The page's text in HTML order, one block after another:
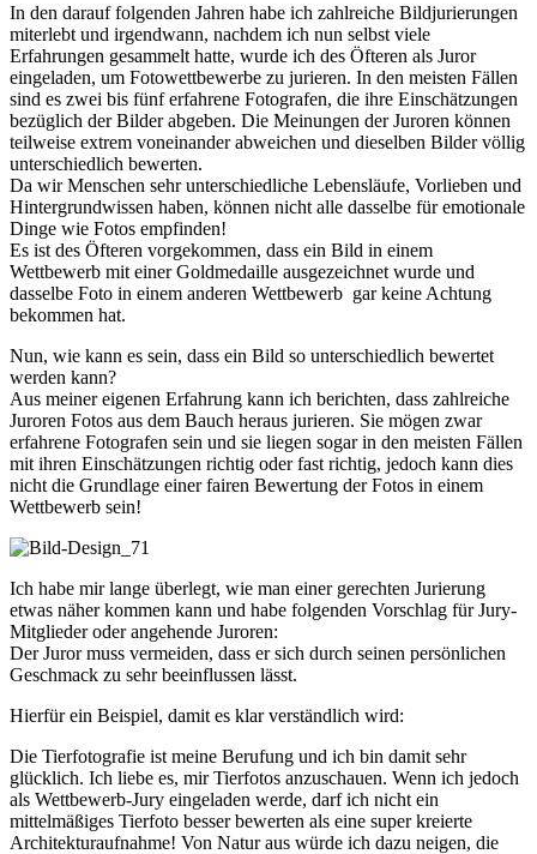
In den darauf folgenden Jahren habe ich zahlreiche Bildjurierungen
miterlebt und irgendwann, nachdem ich nun selbst viele
Erfahrungen gesammelt hatte, wurde ich des Öfteren als Juror
eingeladen, um Fotowettbewerbe zu jurieren. In den meisten Fällen
sind es zwei bis fünf erfahrene Fotografen, die ihre Einschätzungen
bezüglich der Bilder abgeben. Die Meinungen der Juroren können
teilweise extrem voneinander abweichen und dieselben Bilder völlig
unterschiedlich bewerten.
Da wir Menschen sehr unterschiedliche Lebensläufe, Vorlieben und
Hintergrundwissen haben, können nicht alle dasselbe für emotionale
Dinge wie Fotos empfinden!
Es ist des Öfteren vorgekommen, dass ein Bild in einem
Wettbewerb mit einer Goldmedaille ausgezeichnet wurde und
dasselbe Foto in einem anderen Wettbewerb gar keine Achtung
bekommen hat.
Nun, wie kann es sein, dass ein Bild so unterschiedlich bewertet
werden kann?
Aus meiner eigenen Erfahrung kann ich berichten, dass zahlreiche
Juroren Fotos aus dem Bauch heraus jurieren. Sie mögen zwar
erfahrene Fotografen sein und sie liegen sogar in den meisten Fällen
mit ihren Einschätzungen richtig oder fast richtig, jedoch kann dies
nicht die Grundlage einer fairen Bewertung der Fotos in einem
Wettbewerb sein!
Ich habe mir lange überlegt, wie man einer gerechten Jurierung
etwas näher kommen kann und habe folgenden Vorschlag für Jury-
Mitglieder oder angehende Juroren:
Der Juror muss vermeiden, dass er sich durch seinen persönlichen
Geschmack zu sehr beeinflussen lässt.
Hierfür ein Beispiel, damit es klar verständlich wird:
Die Tierfotografie ist meine Berufung und ich bin damit sehr
glücklich. Ich liebe es, mir Tierfotos anzuschauen. Wenn ich jedoch
als Wettbewerb-Jury eingeladen werde, darf ich nicht ein
mittelmäßiges Tierfoto besser bewerten als eine super kreierte
Architekturaufnahme! Von Natur aus würde ich dazu neigen, die